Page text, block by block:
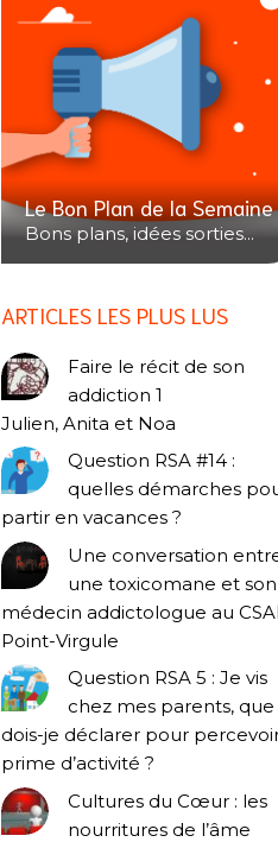
Le Bon Plan de la Semaine
Bons plans, idées sorties...
ARTICLES LES PLUS LUS
Faire le récit de son
addiction 1
Julien, Anita et Noa
Question RSA #14 :
quelles démarches
partir en vacances ?
Une conversation
une toxicomane et son
médecin addictologue au
Point-Virgule
Question RSA 5 : Je vis
chez mes parents, que
dois-je déclarer pour
prime d’activité ?
Cultures du Cœur : les
nourritures de l’âme